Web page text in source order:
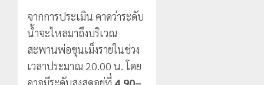
จากการประเมิน คาดว่าระดับ
น้ำจะไหลมาถึงบริเวณ
สะพานพ่อขุนเม็งรายในช่วง
เวลาประมาณ 20.00 น. โดย